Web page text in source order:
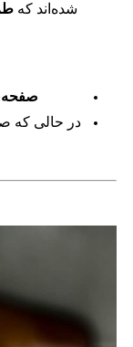
شده‌اند که
در حالی که